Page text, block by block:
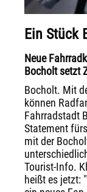
Ein Stück
Neue
Bocholt setzt
Bocholt. Mit
können
Fahrradstadt
Statement
mit der
Tourist-Info.
heißt es jetzt: